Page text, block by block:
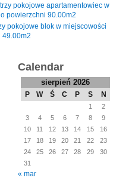
pokojowe apartamentowiec w
powierzchni 90.00m2
pokojowe blok w miejscowości
49.00m2
Calendar
sierpień 2026
P W Ś C P S N
1
2
3
4 5 6 7 8
9
10
11 12 13 14 15
16
17
18 19 20 21 22
23
24
25 26 27 28 29
30
31
« mar